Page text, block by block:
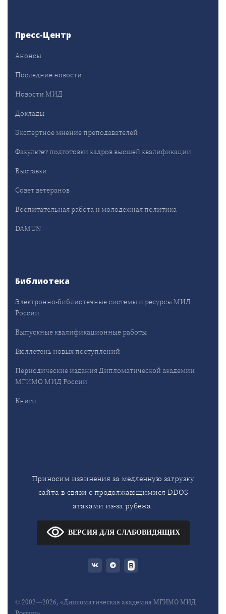
Пресс-Центр
Анонсы
Последние новости
Новости МИД
Доклады
Экспертное мнение преподавателей
Факультет подготовки кадров высшей квалификации
Выставки
Совет ветеранов
Воспитательная работа и молодёжная политика
DAMUN
Библиотека
Электронно-библиотечные системы и ресурсы МИД
России
Выпускные квалификационные работы
Бюллетень новых поступлений
Периодические издания Дипломатической академии
МГИМО МИД России
Книги
Приносим извинения за медленную загрузку
сайта в связи с продолжающимися DDOS
атаками из-за рубежа.
ВЕРСИЯ ДЛЯ СЛАБОВИДЯЩИХ
© 2002—2026, «Дипломатическая академия МГИМО МИД